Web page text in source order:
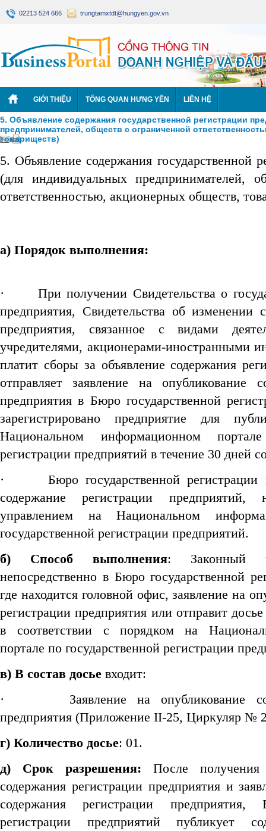
02213 524 666 trungtamxtdt@hungyen.gov.vn
GIỚI THIỆU TỔNG QUAN HƯNG YÊN LIÊN HỆ
5. Объявление содержания государственной регистрации
предпринимателей, обществ с ограниченной
товариществ)
5. Объявление содержания государственной
(для индивидуальных предпринимателей,
ответственностью, акционерных обществ,
a)Порядок выполнения
· При получении Свидетельства о
предприятия, Свидетельства об изменении
предприятия, связанное с видами
учредителями, акционерами-иностранными
платит сборы за объявление содержания
отправляет заявление на опубликование
предприятия в Бюро государственной
зарегистрировано предприятие для
Национальном информационном
регистрации предприятий в течение 30 дней
· Бюро государственной
содержание регистрации
управлением на Национальном
государственной регистрации предприятий.
б) Способ выполнения: Законный
непосредственно в Бюро государственной
где находится головной офис, заявление на
регистрации предприятия или отправит
в соответствии с порядком на
портале по государственной регистрации
в) В состав досье входит:
· Заявление на опубликование
предприятия (Приложение II-25, Циркуляр №
г) Количество досье: 01.
д) Срок разрешения: После получения
содержания регистрации предприятия и
содержания регистрации предприятия,
регистрации предприятий публикует